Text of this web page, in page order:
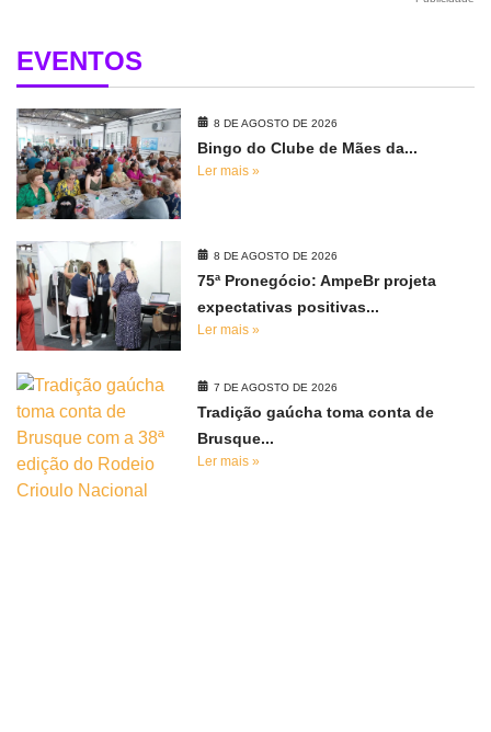
EVENTOS
8 DE AGOSTO DE 2026
Bingo do Clube de Mães da...
Ler mais »
8 DE AGOSTO DE 2026
75ª Pronegócio: AmpeBr projeta
expectativas positivas...
Ler mais »
7 DE AGOSTO DE 2026
Tradição gaúcha toma conta de
Brusque...
Ler mais »